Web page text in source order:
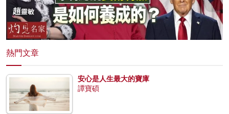
熱門文章
安心是人生最大的寶庫
譚寶碩